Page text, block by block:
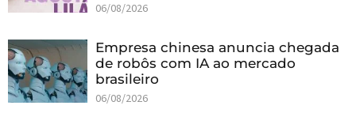
06/08/2026
Empresa chinesa anuncia chegada
de robôs com IA ao mercado
brasileiro
06/08/2026